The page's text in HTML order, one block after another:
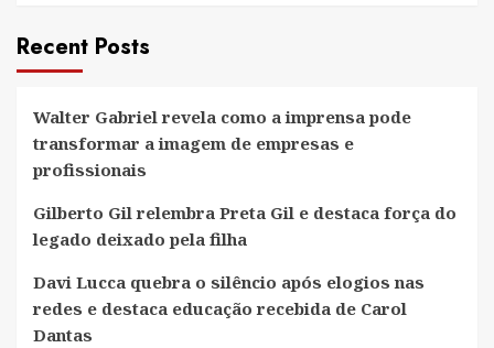
Recent Posts
Walter Gabriel revela como a imprensa pode
transformar a imagem de empresas e
profissionais
Gilberto Gil relembra Preta Gil e destaca força do
legado deixado pela filha
Davi Lucca quebra o silêncio após elogios nas
redes e destaca educação recebida de Carol
Dantas